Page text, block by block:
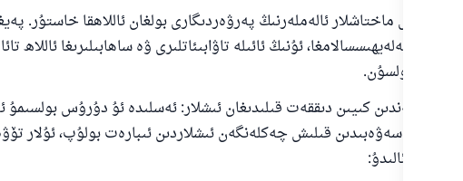
بارلىق گۈزەل ماختاشلار ئالەملەرنىڭ پەرۋەردىگارى بولغان ئاللاھقا خاستۇر.
مۇھەممەد ئەلەيھىسسالامغا، ئۇنىڭ ئائىلە تاۋابىئاتلىرى ۋە ساھابىلىرىغا ئاللاھ
سالاملىرى بولسۇن.
ئېھرام كىيگەندىن كىيىن دىققەت قىلىدىغان ئىشلار: ئەسلىدە ئۇ دۇرۇس بولسىمۇ
كىيگەنلىكى سەۋەبىدىن قىلىش چەكلەنگەن ئىشلاردىن ئىبارەت بولۇپ، ئۇلار
ئۆز ئىچىگە ئالىدۇ: